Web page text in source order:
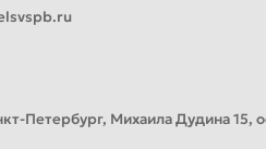
Петербург, Михаила Дудина 15,